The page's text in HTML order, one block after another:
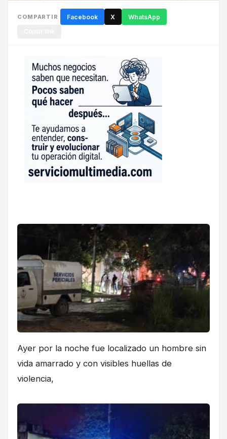
COMPARTIR Facebook X WhatsApp
Ayer por la noche fue localizado un hombre sin
vida amarrado y con visibles huellas de
violencia,